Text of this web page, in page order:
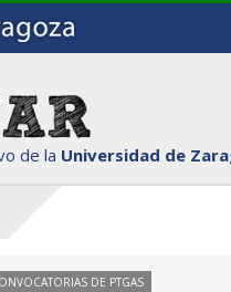
de la Universidad de
DE PTGAS